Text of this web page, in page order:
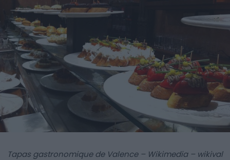
Tapas gastronomique de Valence – Wikimedia – wikival